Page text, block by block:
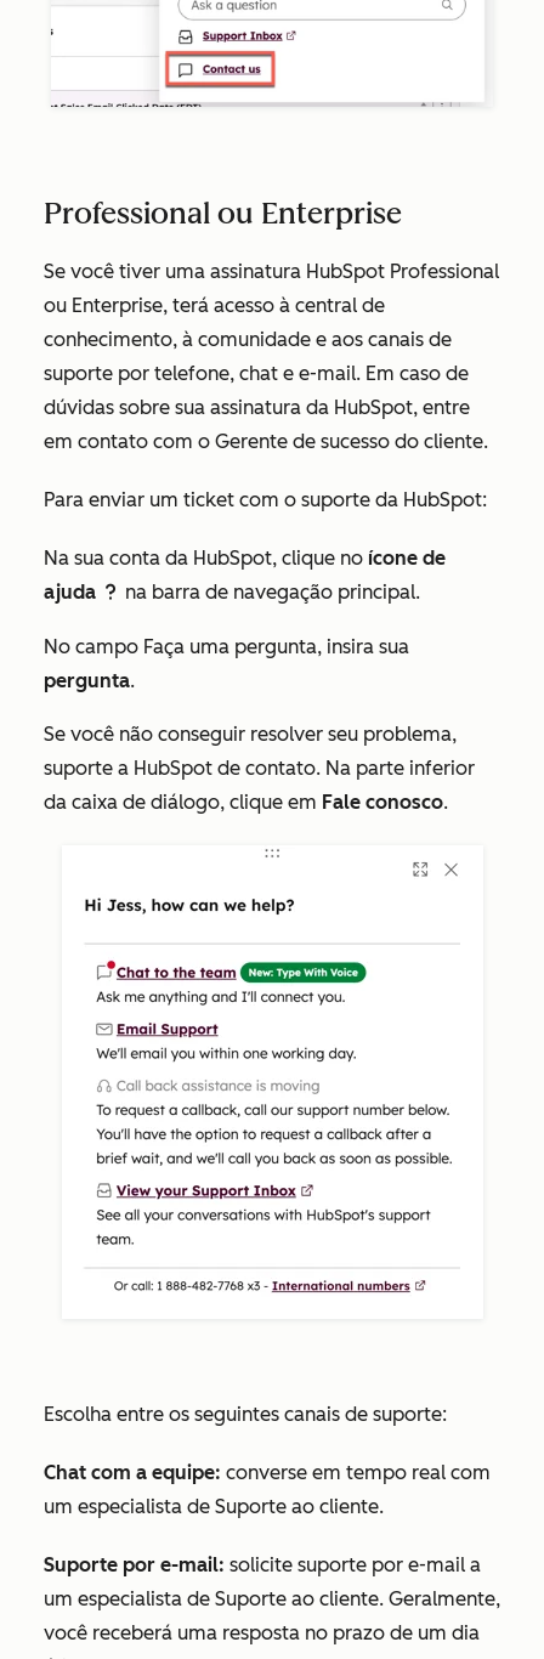
Professional ou Enterprise
Se você tiver uma assinatura HubSpot Professional
ou Enterprise, terá acesso à central de
conhecimento, à comunidade e aos canais de
suporte por telefone, chat e e-mail. Em caso de
dúvidas sobre sua assinatura da HubSpot, entre
em contato com o Gerente de sucesso do cliente.
Para enviar um ticket com o suporte da HubSpot:
Na sua conta da HubSpot, clique no ícone de
ajuda question na barra de navegação principal.
No campo Faça uma pergunta, insira sua
pergunta.
Se você não conseguir resolver seu problema,
suporte a HubSpot de contato. Na parte inferior
da caixa de diálogo, clique em Fale conosco.
Escolha entre os seguintes canais de suporte:
Chat com a equipe: converse em tempo real com
um especialista de Suporte ao cliente.
Suporte por e-mail: solicite suporte por e-mail a
um especialista de Suporte ao cliente. Geralmente,
você receberá uma resposta no prazo de um dia